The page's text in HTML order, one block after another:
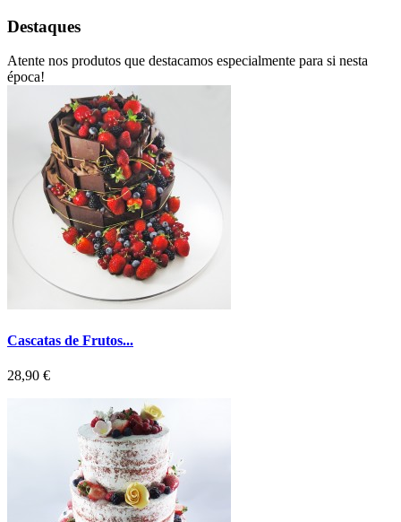
Destaques
Atente nos produtos que destacamos especialmente para si nesta
época!
Cascatas de Frutos...
Preço
28,90 €